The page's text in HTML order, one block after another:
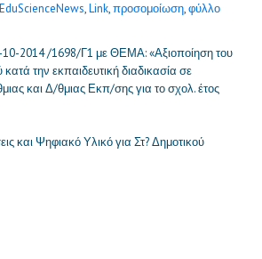
EduScienceNews,Link,προσομοίωση,φύλλο
2014 /1698/Γ1 με ΘΕΜΑ: «Αξιοποίηση του
την εκπαιδευτική διαδικασία σε
και Δ/θμιας Εκπ/σης για το σχολ. έτος
και Ψηφιακό Υλικό για Στ? Δημοτικού